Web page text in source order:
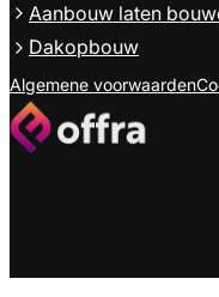
Aanbouw laten
Dakopbouw
Algemene voorwaarden